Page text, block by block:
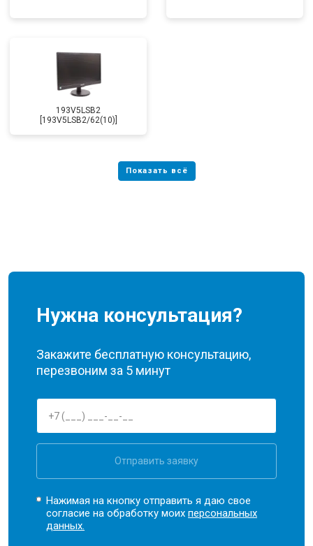
193V5LSB2
[193V5LSB2/62(10)]
Нужна консультация?
Закажите бесплатную консультацию,
перезвоним за 5 минут
Отправить заявку
Нажимая на кнопку отправить я даю свое
согласие на обработку моихперсональных
данных.